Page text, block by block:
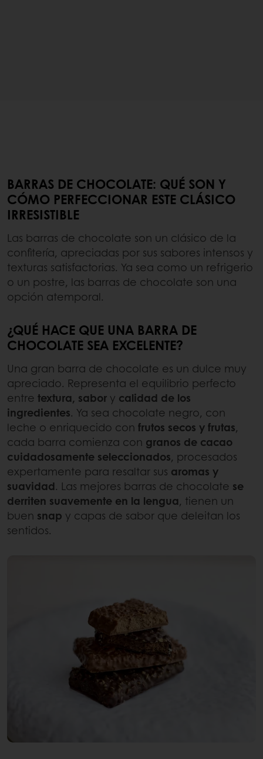
BARRAS DE CHOCOLATE: QUÉ SON Y
CÓMO PERFECCIONAR ESTE CLÁSICO
IRRESISTIBLE
Las barras de chocolate son un clásico de la
confitería, apreciadas por sus sabores intensos y
texturas satisfactorias. Ya sea como un refrigerio
o un postre, las barras de chocolate son una
opción atemporal.
¿QUÉ HACE QUE UNA BARRA DE
CHOCOLATE SEA EXCELENTE?
Una gran barra de chocolate es un dulce muy
apreciado. Representa el equilibrio perfecto
entre textura, sabor y calidad de los
ingredientes. Ya sea chocolate negro, con
leche o enriquecido con frutos secos y frutas,
cada barra comienza con granos de cacao
cuidadosamente seleccionados, procesados
expertamente para resaltar sus aromas y
suavidad. Las mejores barras de chocolate se
derriten suavemente en la lengua, tienen un
buen snap y capas de sabor que deleitan los
sentidos.